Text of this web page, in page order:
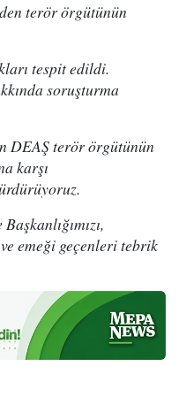
terör örgütünün
tespit edildi.
soruşturma
DEAŞ terör örgütünün
karşı
emeği geçenleri tebrik